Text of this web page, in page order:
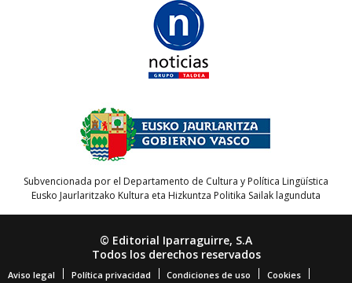
Subvencionada por el Departamento de Cultura y Política Lingüística
Eusko Jaurlaritzako Kultura eta Hizkuntza Politika Sailak lagunduta
© Editorial Iparraguirre, S.A
Todos los derechos reservados
Aviso legal Política privacidad Condiciones de uso Cookies